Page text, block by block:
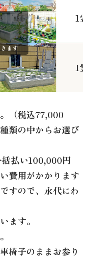
1霊
1霊
（税込77,000
類の中からお選び
払い100,000円
費用がかかります
すので、永代にわ
ます。
椅子のままお参り